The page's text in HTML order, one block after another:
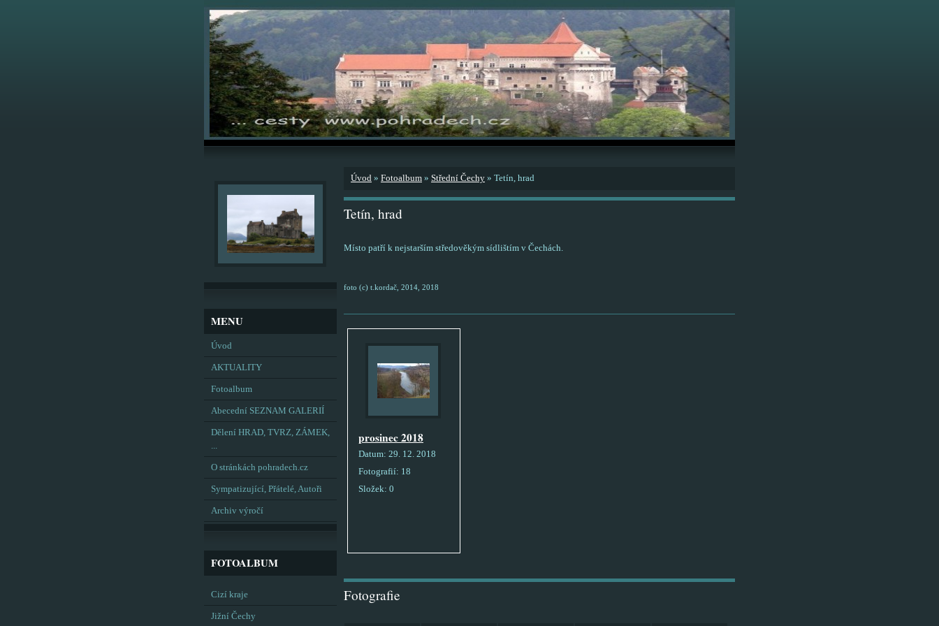
MENU
Úvod
AKTUALITY
Fotoalbum
Abecední SEZNAM GALERIÍ
Dělení HRAD, TVRZ, ZÁMEK,
...
O stránkách pohradech.cz
Sympatizující, Přátelé, Autoři
Archiv výročí
FOTOALBUM
Cizí kraje
Jižní Čechy
Úvod » Fotoalbum » Střední Čechy » Tetín, hrad
Tetín, hrad
Místo patří k nejstarším středověkým sídlištím v Čechách.
foto (c) t.kordač, 2014, 2018
prosinec 2018
Datum: 29. 12. 2018
Fotografií: 18
Složek: 0
Fotografie